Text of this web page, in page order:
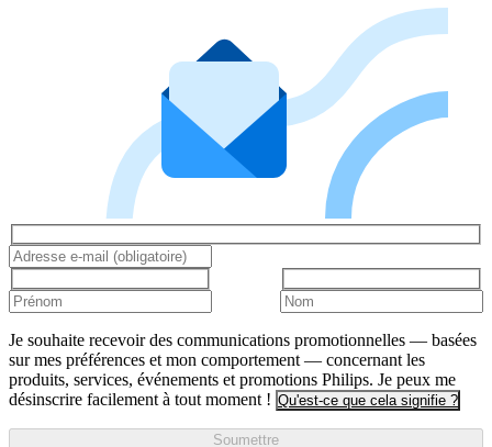
Je souhaite recevoir des communications promotionnelles — basées
sur mes préférences et mon comportement — concernant les
produits, services, événements et promotions Philips. Je peux me
désinscrire facilement à tout moment ! Qu'est-ce que cela signifie ?
Soumettre